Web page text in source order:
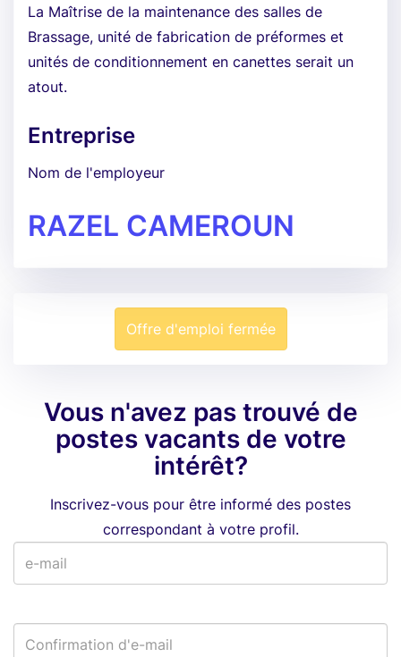
La Maîtrise de la maintenance des salles de
Brassage, unité de fabrication de préformes et
unités de conditionnement en canettes serait un
atout.
Entreprise
Nom de l'employeur
RAZEL CAMEROUN
Offre d'emploi fermée
Vous n'avez pas trouvé de
postes vacants de votre
intérêt?
Inscrivez-vous pour être informé des postes
correspondant à votre profil.